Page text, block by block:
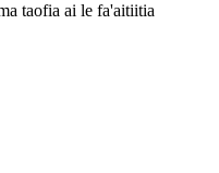
taofia ai le fa'aitiitia